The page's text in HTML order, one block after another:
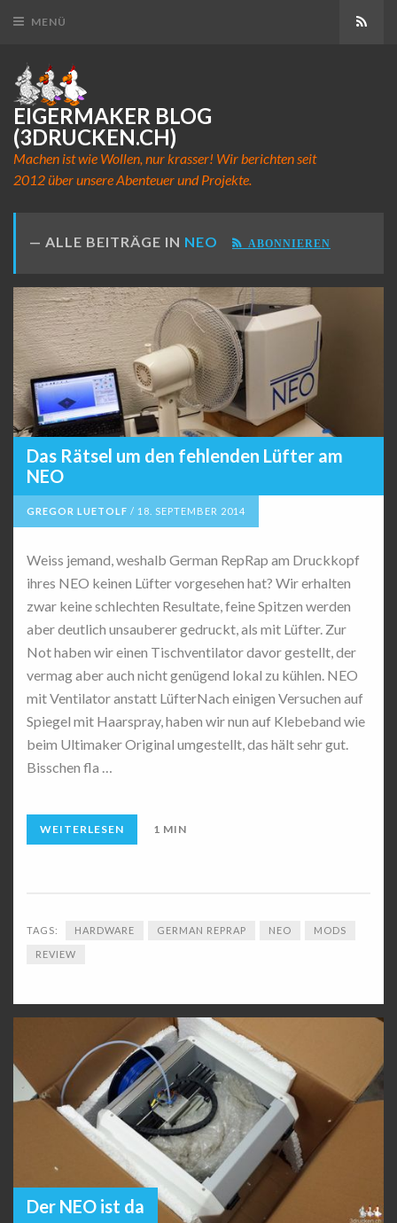
MENÜ
EIGERMAKER BLOG
(3DRUCKEN.CH)
Machen ist wie Wollen, nur krasser! Wir berichten seit
2012 über unsere Abenteuer und Projekte.
ALLE BEITRÄGE IN NEO ABONNIEREN
Das Rätsel um den fehlenden Lüfter am
NEO
GREGOR LUETOLF / 18. SEPTEMBER 2014
Weiss jemand, weshalb German RepRap am Druckkopf
ihres NEO keinen Lüfter vorgesehen hat? Wir erhalten
zwar keine schlechten Resultate, feine Spitzen werden
aber deutlich unsauberer gedruckt, als mit Lüfter. Zur
Not haben wir einen Tischventilator davor gestellt, der
vermag aber auch nicht genügend lokal zu kühlen. NEO
mit Ventilator anstatt LüfterNach einigen Versuchen auf
Spiegel mit Haarspray, haben wir nun auf Klebeband wie
beim Ultimaker Original umgestellt, das hält sehr gut.
Bisschen fla …
WEITERLESEN 1 MIN
TAGS: HARDWARE GERMAN REPRAP NEO MODS
REVIEW
Der NEO ist da